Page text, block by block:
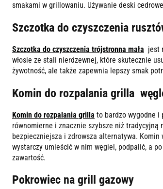
smakami w grillowaniu. Używanie deski
Szczotka do czyszczenia
Szczotka do czyszczenia trójstronna mała jest
włosie ze stali nierdzewnej, które skutecznie
żywotność, ale także zapewnia lepszy smak
Komin do rozpalania grilla
Komin do rozpalania grilla to bardzo wygodne i
równomierne i znacznie szybsze niż
bezpieczniejsza i zdrowsza alternatywa.
wystarczy umieścić w nim węgiel, podpalić, a
zawartość.
Pokrowiec na grill gazowy